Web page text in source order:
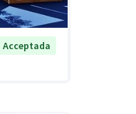
Acceptada